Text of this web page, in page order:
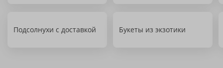
Подсолнухи с доставкой Букеты из экзотики